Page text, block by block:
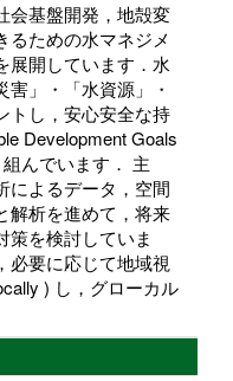
会基盤開発，地殻変
るための水マネジメ
展開しています．水
」・「水資源」・
トし，安心安全な持
Development Goals
んでいます． 主
によるデータ，空間
解析を進めて，将来
策を検討していま
必要に応じて地域視
) し，グローカル